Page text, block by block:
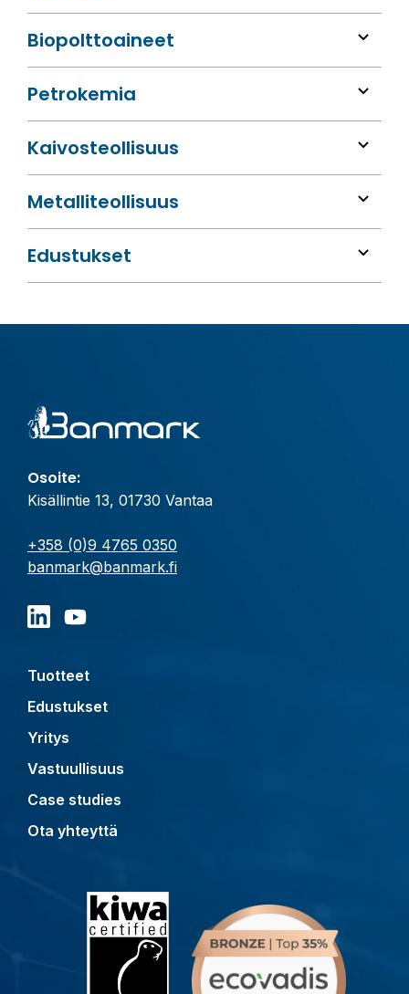
Bio­polttoaineet
Petrokemia
Kaivos­teollisuus
Metalli­teollisuus
Edustukset
Osoite:
Kisällintie 13, 01730 Vantaa
+358 (0)9 4765 0350
banmark@banmark.fi
Tuotteet
Edustukset
Yritys
Vastuullisuus
Case studies
Ota yhteyttä